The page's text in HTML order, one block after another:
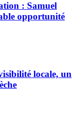
: Samuel
opportunité
locale, un